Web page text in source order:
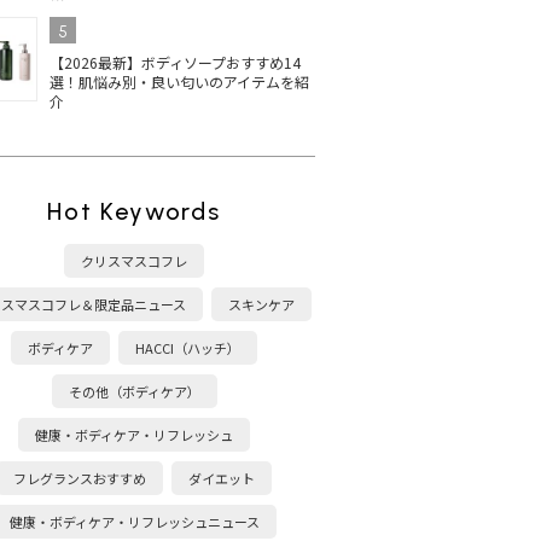
5
【2026最新】ボディソープおすすめ14
選！肌悩み別・良い匂いのアイテムを紹
介
Hot Keywords
クリスマスコフレ
マスコフレ＆限定品ニュース スキンケア
ボディケア HACCI（ハッチ）
その他（ボディケア）
健康・ボディケア・リフレッシュ
フレグランスおすすめ ダイエット
健康・ボディケア・リフレッシュニュース